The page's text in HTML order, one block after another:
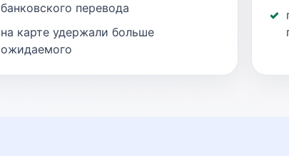
банковского перевода
на карте удержали больше
ожидаемого